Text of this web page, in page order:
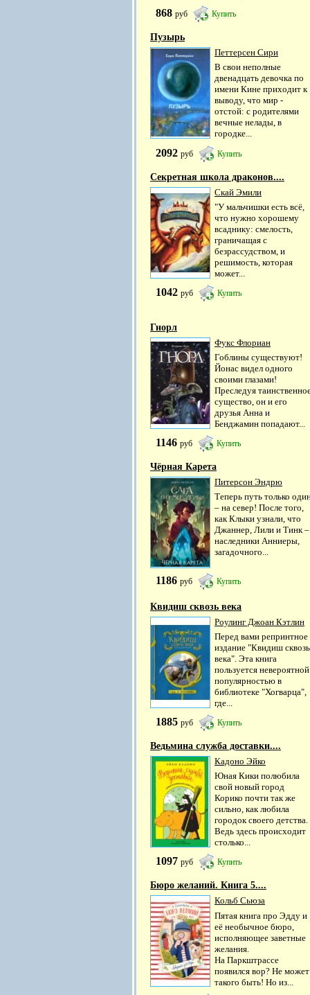
868 руб Купить
Пузырь
Петтерсен Сири
В свои неполные
двенадцать девочка по
имени Кине приходит к
выводу, что мир -
отстой: с родителями
вечные нелады, в
городке...
2092 руб Купить
Секретная школа драконов....
Скай Эмили
"У мальчишки есть всё,
что нужно хорошему
всаднику: смелость,
граничащая с
безрассудством, и
решимость, которая
может...
1042 руб Купить
Гнорл
Фукс Флориан
Гоблины существуют!
Йонас видел одного
своими глазами!
Преследуя
существо, он и его
друзья Анна и
Бенджамин попадают...
1146 руб Купить
Чёрная Карета
Питерсон Эндрю
Теперь путь только
– на север! После того,
как Клыки узнали, что
Джаннер, Лили и Тинк –
наследники Анниеры,
загадочного...
1186 руб Купить
Квидиш сквозь века
Роулинг Джоан Кэтлин
Перед вами репринтное
издание "Квидиш сквозь
века". Эта книга
пользуется невероятной
популярностью в
библиотеке "Хогварца",
где...
1885 руб Купить
Ведьмина служба доставки....
Кадоно Эйко
Юная Кики полюбила
свой новый город
Корико почти так же
сильно, как любила
городок своего детства.
Ведь здесь происходит
столько...
1097 руб Купить
Бюро желаний. Книга 5....
Кольб Сьюза
Пятая книга про Эдду и
её необычное бюро,
исполняющее заветные
желания.
На Паркштрассе
появился вор? Не может
такого быть! Но из...